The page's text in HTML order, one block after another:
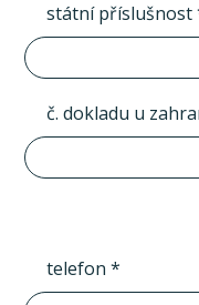
státní příslušnost
č. dokladu u
telefon *